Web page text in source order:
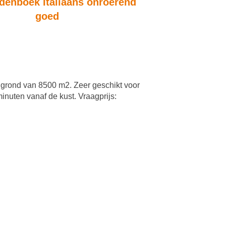
goed
van 8500 m2. Zeer geschikt voor
vanaf de kust. Vraagprijs: